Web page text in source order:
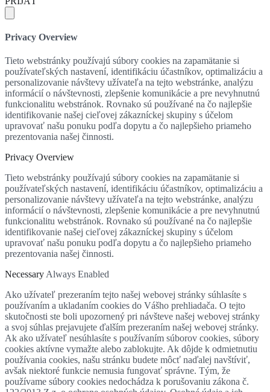
Privacy Overview
Tieto webstránky používajú súbory cookies na zapamätanie si
používateľských nastavení, identifikáciu účastníkov, optimalizáciu a
personalizovanie návštevy užívateľa na tejto webstránke, analýzu
informácií o návštevnosti, zlepšenie komunikácie a pre nevyhnutnú
funkcionalitu webstránok. Rovnako sú používané na čo najlepšie
identifikovanie našej cieľovej zákazníckej skupiny s účelom
upravovať našu ponuku podľa dopytu a čo najlepšieho priameho
prezentovania našej činnosti.
Privacy Overview
Tieto webstránky používajú súbory cookies na zapamätanie si
používateľských nastavení, identifikáciu účastníkov, optimalizáciu a
personalizovanie návštevy užívateľa na tejto webstránke, analýzu
informácií o návštevnosti, zlepšenie komunikácie a pre nevyhnutnú
funkcionalitu webstránok. Rovnako sú používané na čo najlepšie
identifikovanie našej cieľovej zákazníckej skupiny s účelom
upravovať našu ponuku podľa dopytu a čo najlepšieho priameho
prezentovania našej činnosti.
Necessary Always Enabled
Ako užívateľ prezeraním tejto našej webovej stránky súhlasíte s
používaním a ukladaním cookies do Vášho prehliadača. O tejto
skutočnosti ste boli upozornený pri návšteve našej webovej stránky
a svoj súhlas prejavujete ďalším prezeraním našej webovej stránky.
Ak ako užívateľ nesúhlasíte s používaním súborov cookies, súbory
cookies aktívne vymažte alebo zablokujte. Ak dôjde k odmietnutiu
používania cookies, našu stránku budete môcť naďalej navštíviť,
avšak niektoré funkcie nemusia fungovať správne. Tým, že
používame súbory cookies nedochádza k porušovaniu zákona č.